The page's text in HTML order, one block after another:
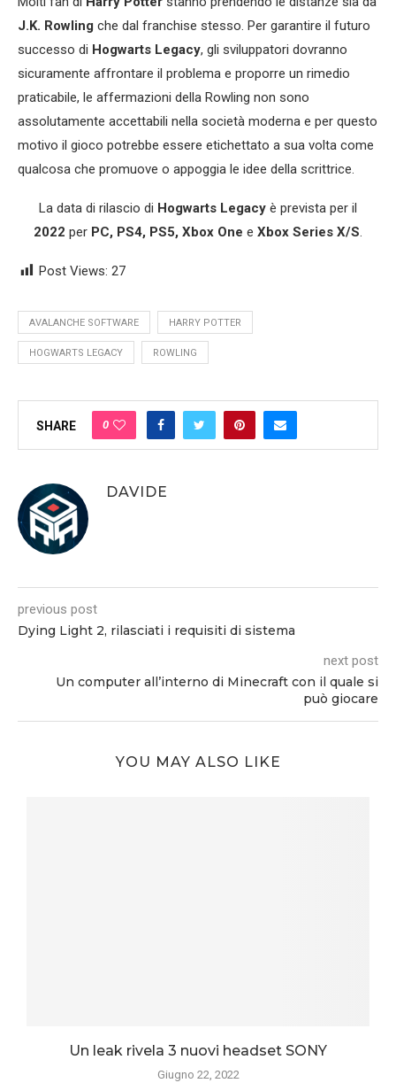
J.K. Rowling che dal franchise stesso. Per garantire il futuro
successo di Hogwarts Legacy, gli sviluppatori dovranno
sicuramente affrontare il problema e proporre un rimedio
praticabile, le affermazioni della Rowling non sono
assolutamente accettabili nella società moderna e per questo
motivo il gioco potrebbe essere etichettato a sua volta come
qualcosa che promuove o appoggia le idee della scrittrice.
La data di rilascio di Hogwarts Legacy è prevista per il
2022 per PC, PS4, PS5, Xbox One e Xbox Series X/S.
Post Views: 27
AVALANCHE SOFTWARE HARRY POTTER
HOGWARTS LEGACY ROWLING
SHARE 0
DAVIDE
previous post
Dying Light 2, rilasciati i requisiti di sistema
next post
Un computer all’interno di Minecraft con il quale si
può giocare
YOU MAY ALSO LIKE
Un leak rivela 3 nuovi headset SONY
Giugno 22, 2022